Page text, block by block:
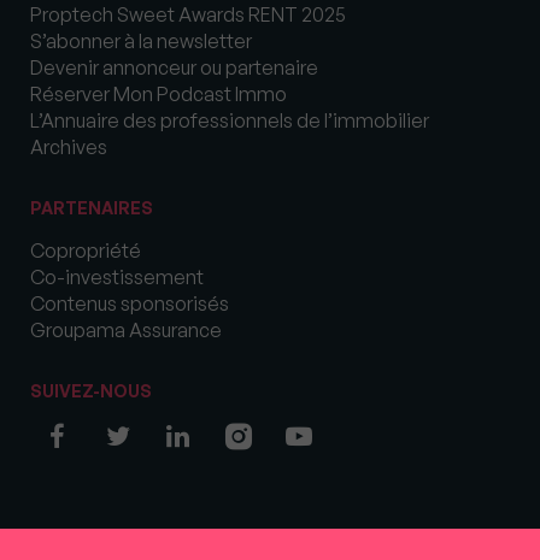
Proptech Sweet Awards RENT 2025
S’abonner à la newsletter
Devenir annonceur ou partenaire
Réserver Mon Podcast Immo
L’Annuaire des professionnels de l’immobilier
Archives
PARTENAIRES
Copropriété
Co-investissement
Contenus sponsorisés
Groupama Assurance
SUIVEZ-NOUS